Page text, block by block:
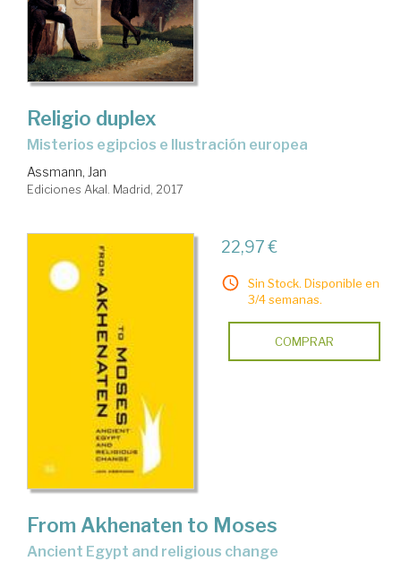
Religio duplex
misterios egipcios e Ilustración europea
Assmann, Jan
Ediciones Akal. Madrid, 2017
22,97 €
Sin Stock. Disponible en
3/4 semanas.
COMPRAR
From Akhenaten to Moses
Ancient Egypt and religious change